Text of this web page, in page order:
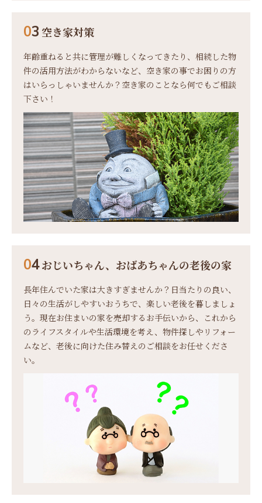
03 空き家対策
年齢重ねると共に管理が難しくなってきたり、相続した物
件の活用方法がわからないなど、空き家の事でお困りの方
はいらっしゃいませんか？ 空き家のことなら何でもご相談
下さい！
04おじいちゃん、おばあちゃんの老後の家
長年住んでいた家は大きすぎませんか？ 日当たりの良い、
日々の生活がしやすいおうちで、楽しい老後を暮しましょ
う。 現在お住まいの家を売却するお手伝いから、これから
のライフスタイルや生活環境を考え、物件探しやリフォー
ムなど、老後に向けた住み替えのご相談をお任せくださ
い。